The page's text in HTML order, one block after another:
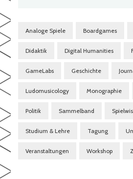
Analoge Spiele Boardgames
Didaktik Digital Humanities
GameLabs Geschichte
Ludomusicology Monographie
Politik Sammelband
Studium & Lehre Tagung
Veranstaltungen Workshop